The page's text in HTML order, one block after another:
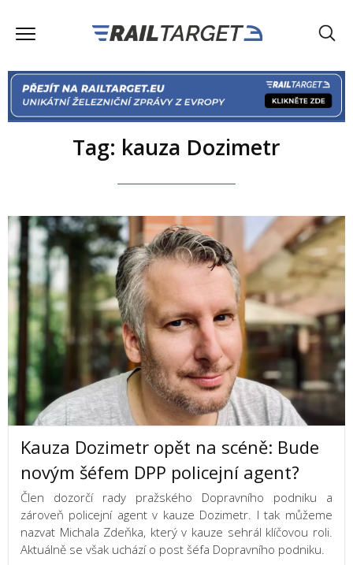
Tag: kauza Dozimetr
Kauza Dozimetr opět na scéně: Bude
novým šéfem DPP policejní agent?
Člen dozorčí rady pražského Dopravního podniku a
zároveň policejní agent v kauze Dozimetr. I tak můžeme
nazvat Michala Zdeňka, který v kauze sehrál klíčovou roli.
Aktuálně se však uchází o post šéfa Dopravního podniku.